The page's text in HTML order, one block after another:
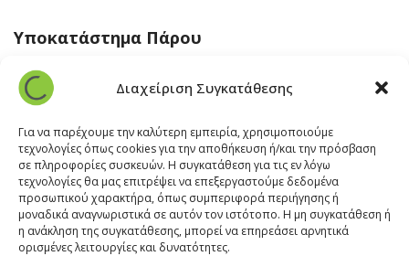
Διαχείριση Συγκατάθεσης
Για να παρέχουμε την καλύτερη εμπειρία, χρησιμοποιούμε
τεχνολογίες όπως cookies για την αποθήκευση ή/και την πρόσβαση
σε πληροφορίες συσκευών. Η συγκατάθεση για τις εν λόγω
τεχνολογίες θα μας επιτρέψει να επεξεργαστούμε δεδομένα
προσωπικού χαρακτήρα, όπως συμπεριφορά περιήγησης ή
μοναδικά αναγνωριστικά σε αυτόν τον ιστότοπο. Η μη συγκατάθεση ή
η ανάκληση της συγκατάθεσης, μπορεί να επηρεάσει αρνητικά
ορισμένες λειτουργίες και δυνατότητες.
Υποκατάστημα Πάρου
Άγιος Βλάσης Αρχίλοχος, Πάρος 84400
22840 43 163
paros@cleanit.gr
Υποκατάστημα Σαντορίνης
Έξω Γωνία, Σαντορίνη847 00
22860 22322